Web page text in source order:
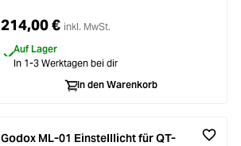
214,00 € inkl. MwSt.
Auf Lager
In 1-3 Werktagen bei dir
In den Warenkorb
Godox ML-01 Einstelllicht für QT-